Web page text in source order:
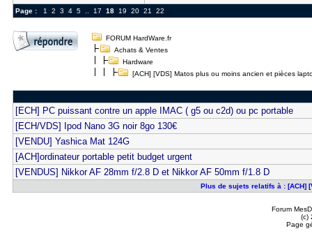
Page : 1 2 3 4 5.. 17 18 19 20 21 22
FORUM HardWare.fr
Achats & Ventes
Hardware
[ACH] [VDS] Matos plus ou moins ancien et pièces
[ECH] PC puissant contre un apple IMAC ( g5 ou c2d) ou pc portable
[ECH/VDS] Ipod Nano 3G noir 8go 130€
[VENDU] Yashica Mat 124G
[ACH]ordinateur portable petit budget urgent
[VENDUS] Nikkor AF 28mm f/2.8 D et Nikkor AF 50mm f/1.8 D
Plus de sujets relatifs à : [ACH]
Forum
(c)
Page